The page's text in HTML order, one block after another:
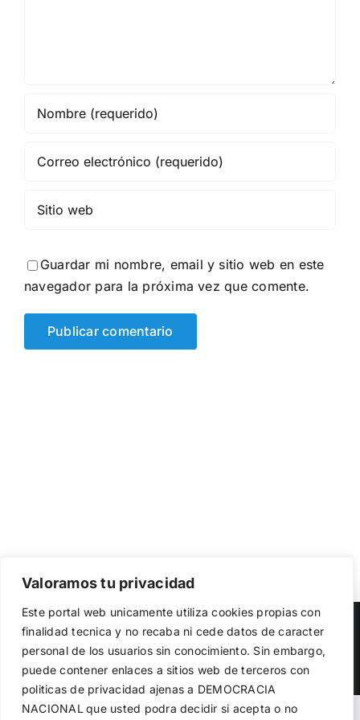
Valoramos tu privacidad
Este portal web unicamente utiliza cookies propias con
finalidad tecnica y no recaba ni cede datos de caracter
personal de los usuarios sin conocimiento. Sin embargo,
puede contener enlaces a sitios web de terceros con
politicas de privacidad ajenas a DEMOCRACIA
NACIONAL que usted podra decidir si acepta o no
Guardar mi nombre, email y sitio web en este
navegador para la próxima vez que comente.
Copyright 2023 | Democracia Nacional | All Rights Reserved
Facebook
TwitterInstagram
el funcionamiento de la web, medir su uso y mejorar
nuestros servicios. Puede aceptar todas las cookies,
rechazar las no necesarias o configurar sus preferencias.
Política de cookies
Aceptar todo